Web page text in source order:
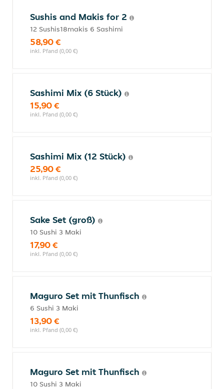
Sushis and Makis for 2
12 Sushis18makis 6 Sashimi
58,90 €
inkl. Pfand (0,00 €)
Sashimi Mix (6 Stück)
15,90 €
inkl. Pfand (0,00 €)
Sashimi Mix (12 Stück)
25,90 €
inkl. Pfand (0,00 €)
Sake Set (groß)
10 Sushi 3 Maki
17,90 €
inkl. Pfand (0,00 €)
Maguro Set mit Thunfisch
6 Sushi 3 Maki
13,90 €
inkl. Pfand (0,00 €)
Maguro Set mit Thunfisch
10 Sushi 3 Maki